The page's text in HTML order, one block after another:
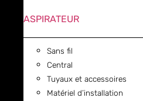
ASPIRATEUR
Sans fil
Central
Tuyaux et accessoires
Matériel d’installation